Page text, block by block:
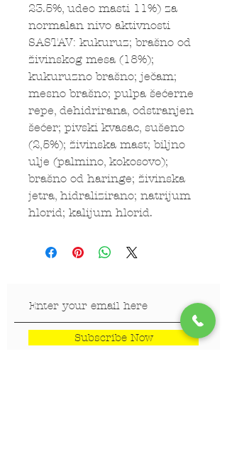
23.5%, udeo masti 11%) za
normalan nivo aktivnosti
SASTAV: kukuruz; brašno od
živinskog mesa (18%);
kukuruzno brašno; ječam;
mesno brašno; pulpa šećerne
repe, dehidrirana, odstranjen
šećer; pivski kvasac, sušeno
(2,5%); živinska mast; biljno
ulje (palmino, kokosovo);
brašno od haringe; živinska
jetra, hidralizirano; natrijum
hlorid; kalijum hlorid.
Subscribe Now